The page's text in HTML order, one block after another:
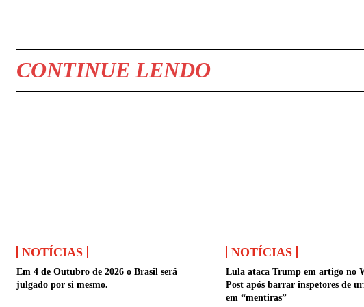
CONTINUE LENDO
NOTÍCIAS
Em 4 de Outubro de 2026 o Brasil será
julgado por si mesmo.
NOTÍCIAS
Lula ataca Trump em artigo no
Post após barrar inspetores de
em “mentiras”